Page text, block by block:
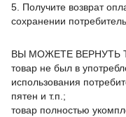
5. Получите возврат
сохранении
ВЫ МОЖЕТЕ ВЕРНУТЬ
товар не был в
использования
пятен и т.п.;
товар полностью